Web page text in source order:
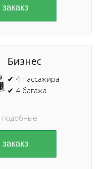
Бизнес
подобные
✔ 4 пассажира
✔ 4 багажа